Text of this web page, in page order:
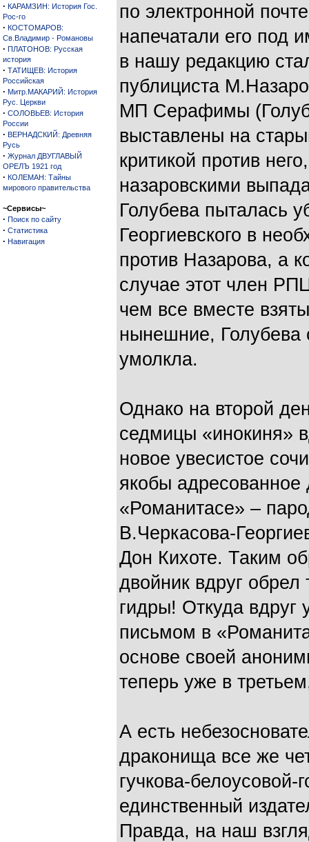
· КАРАМЗИН: История Гос.
Рос-го
· КОСТОМАРОВ:
Св.Владимир - Романовы
· ПЛАТОНОВ: Русская
история
· ТАТИЩЕВ: История
Российская
· Митр.МАКАРИЙ: История
Рус. Церкви
· СОЛОВЬЕВ: История
России
· ВЕРНАДСКИЙ: Древняя
Русь
· Журнал ДВУГЛАВЫЙ
ОРЕЛЪ 1921 год
· КОЛЕМАН: Тайны
мирового правительства
~Сервисы~
· Поиск по сайту
· Статистика
· Навигация
по электронной
напечатали его под
в нашу редакцию
публициста
МП Серафимы
выставлены на
критикой против
назаровскими
Голубева пыталась
Георгиевского в
против Назарова, а
случае этот член
чем все вместе
нынешние, Голубева
умолкла.
Однако на второй
седмицы «инокиня»
новое увесистое
якобы адресованное
«Романитасе» –
В.Черкасова-
Дон Кихоте. Таким
двойник вдруг обрел
гидры! Откуда вдруг
письмом в
основе своей
теперь уже в
А есть
драконища все же
гучкова-белоусовой-
единственный
Правда, на наш